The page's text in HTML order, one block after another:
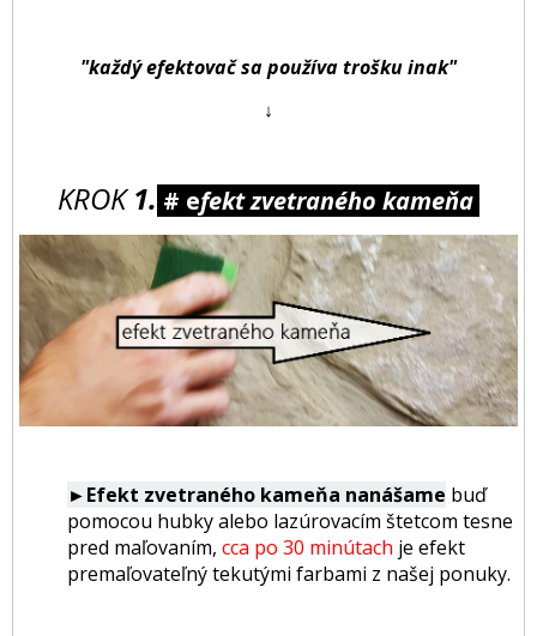
"každý efektovač sa používa trošku inak"
↓
KROK1. # efekt zvetraného kameňa
►Efekt zvetraného kameňa nanášame buď
pomocou hubky alebo lazúrovacím štetcom tesne
pred maľovaním, cca po 30 minútach je efekt
premaľovateľný tekutými farbami z našej ponuky.